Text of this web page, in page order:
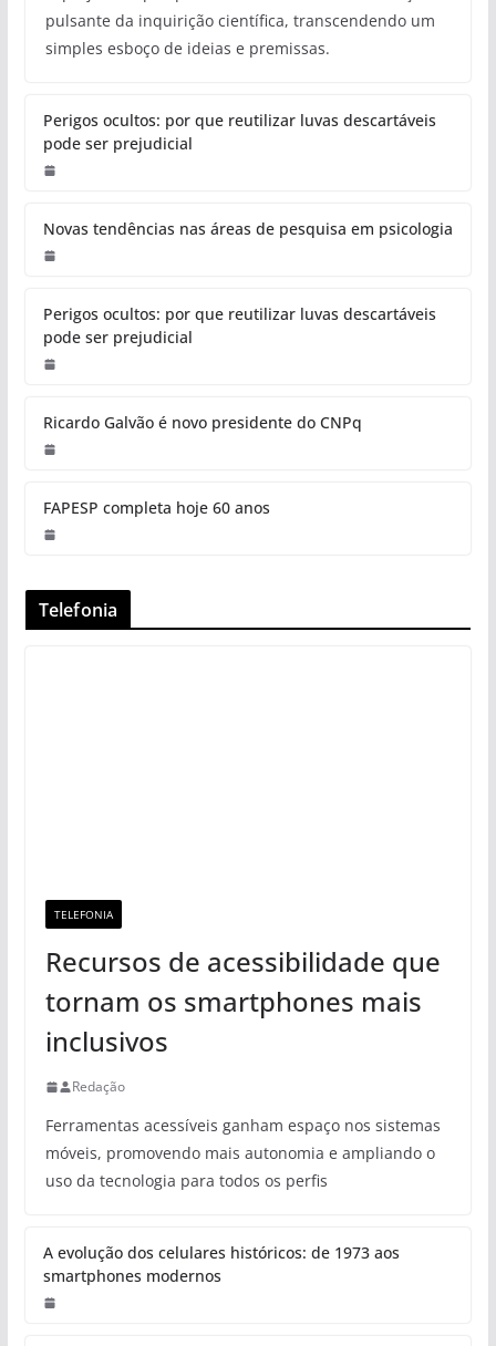
pulsante da inquirição científica, transcendendo um
simples esboço de ideias e premissas.
Perigos ocultos: por que reutilizar luvas descartáveis
pode ser prejudicial
Novas tendências nas áreas de pesquisa em psicologia
Perigos ocultos: por que reutilizar luvas descartáveis
pode ser prejudicial
Ricardo Galvão é novo presidente do CNPq
FAPESP completa hoje 60 anos
Telefonia
TELEFONIA
Recursos de acessibilidade que
tornam os smartphones mais
inclusivos
Redação
Ferramentas acessíveis ganham espaço nos sistemas
móveis, promovendo mais autonomia e ampliando o
uso da tecnologia para todos os perfis
A evolução dos celulares históricos: de 1973 aos
smartphones modernos